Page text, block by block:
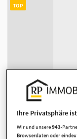
TOP
Historischer
Komfort
Mönchengladbach
Ihre Privatsphäre
Wir und unsere943-
Browserdaten oder